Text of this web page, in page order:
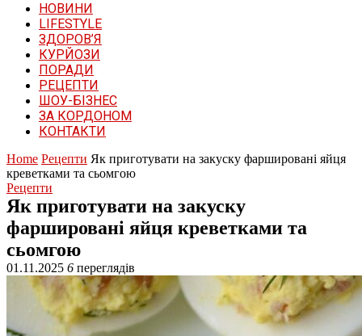
НОВИНИ
LIFESTYLE
ЗДОРОВ’Я
КУРЙОЗИ
ПОРАДИ
РЕЦЕПТИ
ШОУ-БІЗНЕС
ЗА КОРДОНОМ
КОНТАКТИ
Home Рецепти Як приготувати на закуску фаршировані яйця
креветками та сьомгою
Рецепти
Як приготувати на закуску
фаршировані яйця креветками та
сьомгою
01.11.2025 6 переглядів